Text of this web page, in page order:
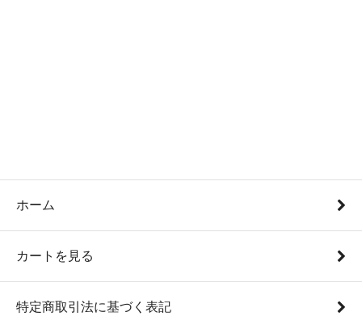
ホーム
カートを見る
特定商取引法に基づく表記